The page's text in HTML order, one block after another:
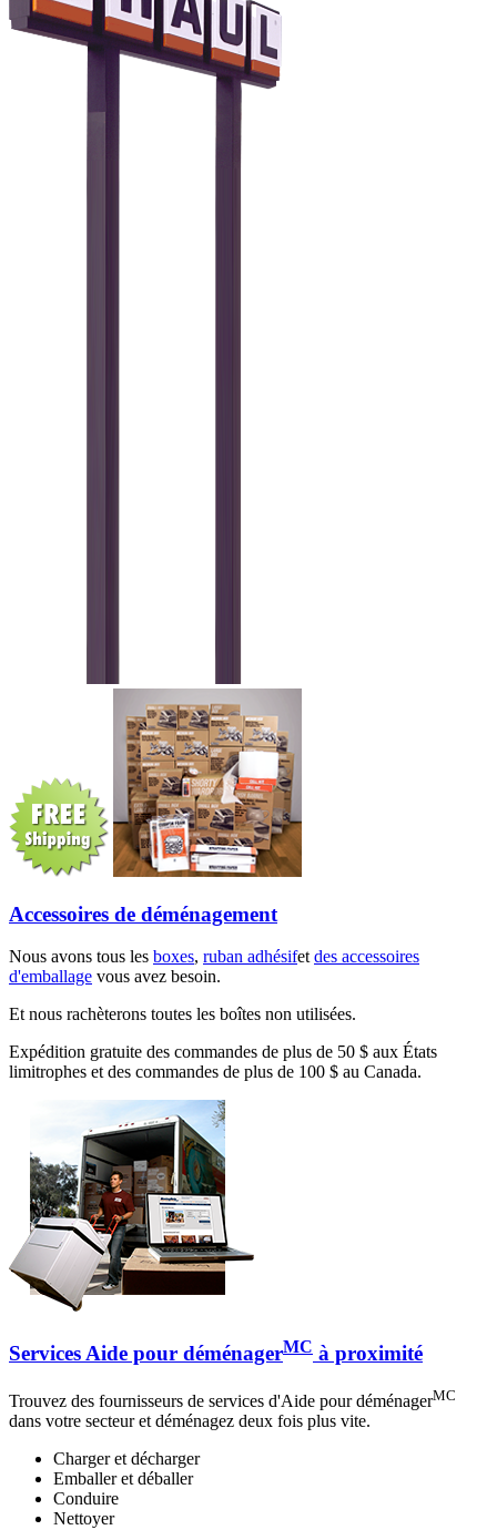
Accessoires de déménagement
Nous avons tous les boxes, ruban adhésifetdes accessoires
d'emballage vous avez besoin.
Et nous rachèterons toutes les boîtes non utilisées.
Expédition gratuite des commandes de plus de 50 $ aux États
limitrophes et des commandes de plus de 100 $ au Canada.
Services Aide pour déménagerMC à proximité
Trouvez des fournisseurs de services d'Aide pour déménagerMC
dans votre secteur et déménagez deux fois plus vite.
Charger et décharger
Emballer et déballer
Conduire
Nettoyer